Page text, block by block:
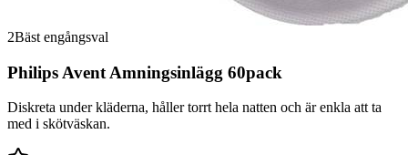
2Bäst engångsval
Philips Avent Amningsinlägg 60pack
Diskreta under kläderna, håller torrt hela natten och är enkla att ta
med i skötväskan.